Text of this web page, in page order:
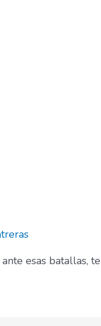
esas batallas,